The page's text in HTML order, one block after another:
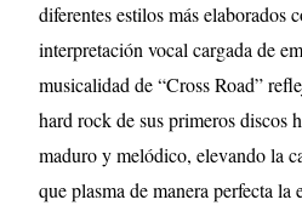
diferentes estilos más elaborados
interpretación vocal cargada de
musicalidad de “Cross Road”
hard rock de sus primeros discos
maduro y melódico, elevando la
que plasma de manera perfecta